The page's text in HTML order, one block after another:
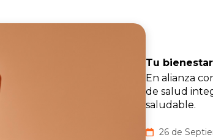
Tu
En alianza
de salud
saludable.
26 de